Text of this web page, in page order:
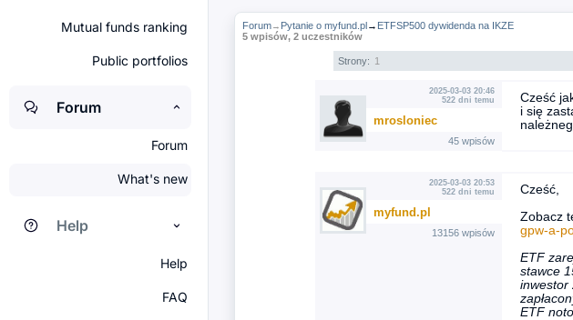
Mutual funds ranking
Public portfolios
Forum
Forum
What's new
Help
Help
FAQ
Forum→ Pytanie o myfund.pl→ ETFSP500 dywidenda na IKZE
5 wpisów, 2 uczestników
Strony: 1
2025-03-03 20:46
522 dni temu
mrosloniec
45 wpisów
Cześć
i się
2025-03-03 20:53
522 dni temu
myfund.pl
13156 wpisów
Cześć,
Zobacz
gpw-a-
ETF
stawce
inwestor
ETF